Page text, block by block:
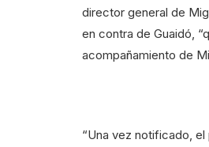
director general de
en contra de Guaidó,
acompañamiento de
“Una vez notificado,